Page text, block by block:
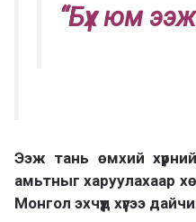
“Бүх юм
Ээж тань өмхий
амьтныг харуулахаар
Монгол эхчүүд хүүгээ